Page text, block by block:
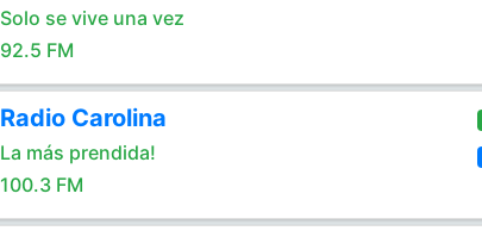
Solo se vive una vez
92.5 FM
Radio Carolina
La más prendida!
100.3 FM